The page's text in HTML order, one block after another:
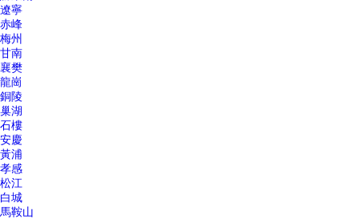
遼寧
赤峰
梅州
甘南
襄樊
龍崗
銅陵
巢湖
石樓
安慶
黃浦
孝感
松江
白城
馬鞍山